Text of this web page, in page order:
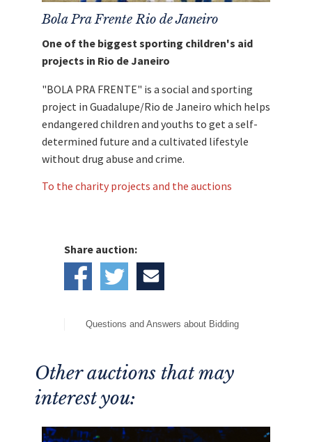
Bola Pra Frente Rio de Janeiro
One of the biggest sporting children's aid
projects in Rio de Janeiro
"BOLA PRA FRENTE" is a social and sporting
project in Guadalupe/Rio de Janeiro which helps
endangered children and youths to get a self-
determined future and a cultivated lifestyle
without drug abuse and crime.
To the charity projects and the auctions
Share auction:
Questions and Answers about Bidding
Other auctions that may
interest you: